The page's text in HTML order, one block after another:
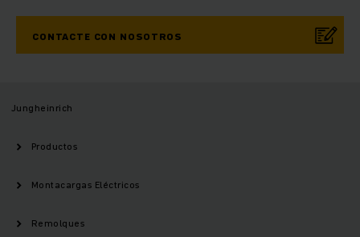
CONTACTE CON NOSOTROS
Jungheinrich
Productos
Montacargas Eléctricos
Remolques